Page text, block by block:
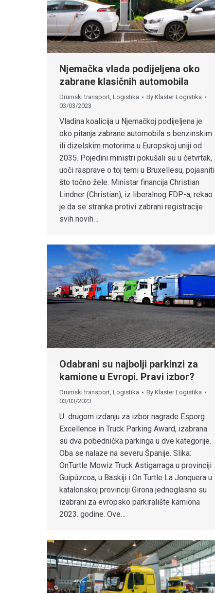
Njemačka vlada podijeljena oko
zabrane klasičnih automobila
Drumski transport, Logistika By Klaster Logistika
03/03/2023
Vladina koalicija u Njemačkoj podijeljena je
oko pitanja zabrane automobila s benzinskim
ili dizelskim motorima u Europskoj uniji od
2035. Pojedini ministri pokušali su u četvrtak,
uoči rasprave o toj temi u Bruxellesu, pojasniti
što točno žele. Ministar financija Christian
Lindner (Christian), iz liberalnog FDP-a, rekao
je da se stranka protivi zabrani registracije
svih novih…
Odabrani su najbolji parkinzi za
kamione u Evropi. Pravi izbor?
Drumski transport Logistika By Klaster Logistika
03/03/2023
U drugom izdanju za izbor nagrade Esporg
Excellence in Truck Parking Award, izabrana
su dva pobednička parkinga u dve kategorije.
Oba se nalaze na severu Španije. Slika:
OnTurtle Mowiz Truck Astigarraga u provinciji
Guipúzcoa, u Baskiji i On Turtle La Jonquera u
katalonskoj provinciji Girona jednoglasno su
izabrani za evropsko parkiralište kamiona
2023. godine. Ove…